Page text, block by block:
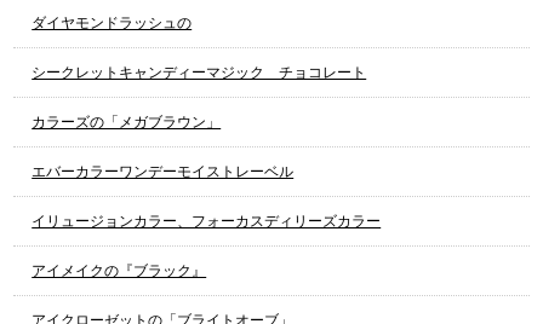
ダイヤモンドラッシュの
シークレットキャンディーマジック チョコレート
カラーズの「メガブラウン」
エバーカラーワンデーモイストレーベル
イリュージョンカラー、フォーカスディリーズカラー
アイメイクの『ブラック』